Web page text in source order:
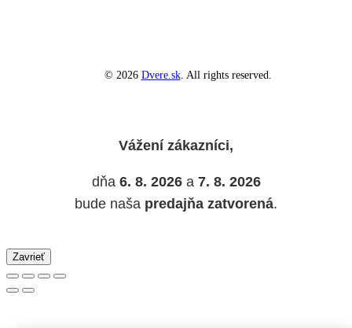
© 2026 Dvere.sk. All rights reserved.
Vážení zákazníci,
dňa 6. 8. 2026a 7. 8. 2026
bude naša predajňa zatvorená.
Zavrieť